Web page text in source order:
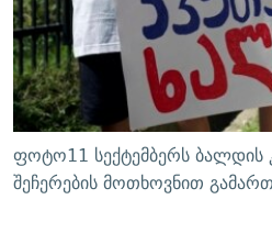
ᲛᲝᲚᲐᲞᲐᲠᲐᲙᲔ ᲢᲔᲥᲡᲢᲔᲑᲘ
ᲨᲘᲜ - ᲣᲪᲮᲝᲔᲗᲨᲘ
ᲚᲘᲢᲔᲠᲐᲢᲣᲠᲣᲚᲘ ᲬᲐᲮᲜᲐᲒᲔᲑᲘ
ᲐᲛᲔᲠᲘᲙᲣᲚᲘ ᲛᲝᲗᲮᲠᲝᲑᲐ
ᲘᲛᲞᲔᲠᲘᲐ ᲓᲐ ᲠᲐᲓᲘᲝ
ᲩᲔᲛᲘ ᲡᲘᲙᲕᲓᲘᲚᲘᲡ ᲛᲘᲖᲔᲖᲘᲐ
11 ᲬᲔᲚᲘ - 11 ᲐᲛᲑᲐᲕᲘ
ᲡᲐᲞᲐᲠᲚᲐᲛᲔᲜᲢᲝ ᲐᲠᲩᲔᲕᲜᲔᲑᲘᲡ
ᲑᲐᲕᲨᲕᲔᲑᲘ ᲞᲠᲝᲡᲢᲘᲢᲣᲪᲘᲐᲨᲘ -
5 ᲐᲛᲑᲐᲕᲘ - 20 ᲘᲕᲜᲘᲡᲡ
ᲒᲐᲛᲝᲘᲬᲔᲠᲔ
რთე/რთ-ის ყველა
ფოტო11 სექტემბერს ბალდის
შეჩერების მოთხოვნით